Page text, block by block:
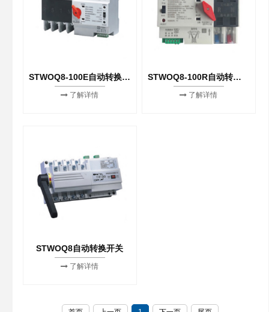
STWOQ8-100E自动转换开关
了解详情
STWOQ8-100R自动转换开关
了解详情
STWOQ8自动转换开关
了解详情